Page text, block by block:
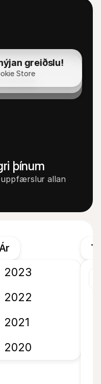
rauntíma.
greiðslu!
Store
þínum
allan
Ár
2023
2022
2021
2020